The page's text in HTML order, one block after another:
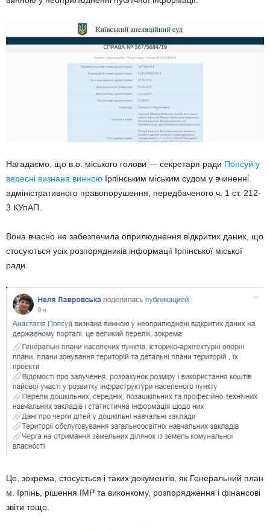
Нагадаємо, що в.о. міського голови — секретаря ради Попсуй у
вересні визнана винною Ірпінським міським судом у вчиненні
адміністративного правопорушення, передбаченого ч. 1 ст. 212-
3 КУпАП.
Вона вчасно не забезпечила оприлюднення відкритих даних, що
стосуються усіх розпорядників інформації Ірпінської міської
ради.
Це, зокрема, стосується і таких документів, як Генеральний план
м. Ірпінь, рішення ІМР та виконкому, розпорядження і фінансові
звіти тощо.